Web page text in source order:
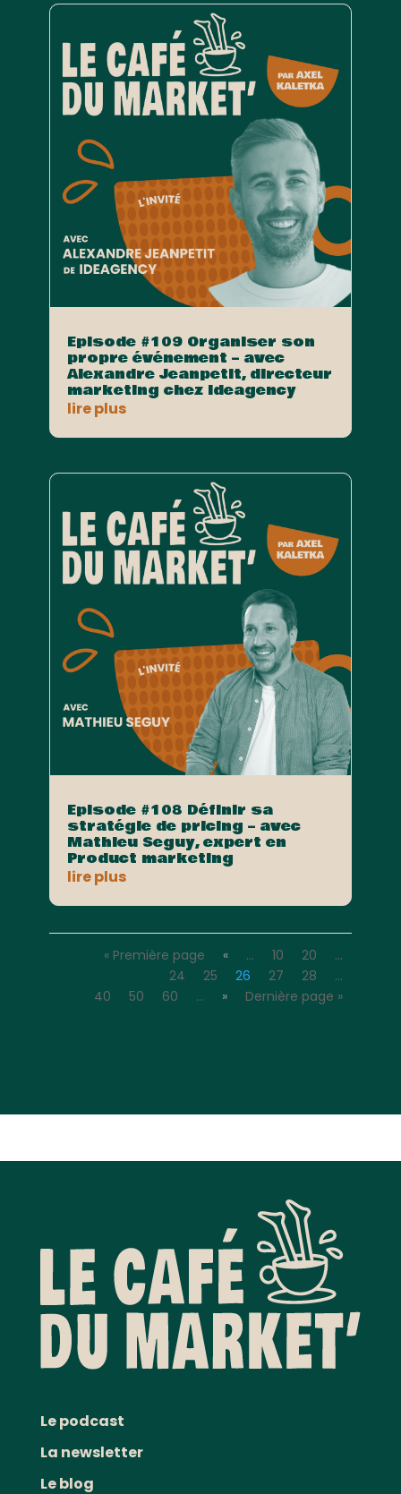
Episode #109 Organiser son
propre événement – avec
Alexandre Jeanpetit, directeur
marketing chez Ideagency
lire plus
Episode #108 Définir sa
stratégie de pricing – avec
Mathieu Seguy, expert en
Product marketing
lire plus
« Première page « … 10 20
…
24
25 26 27 28
…
40
50 60 … » Dernière page »
Le podcast
La newsletter
Le blog